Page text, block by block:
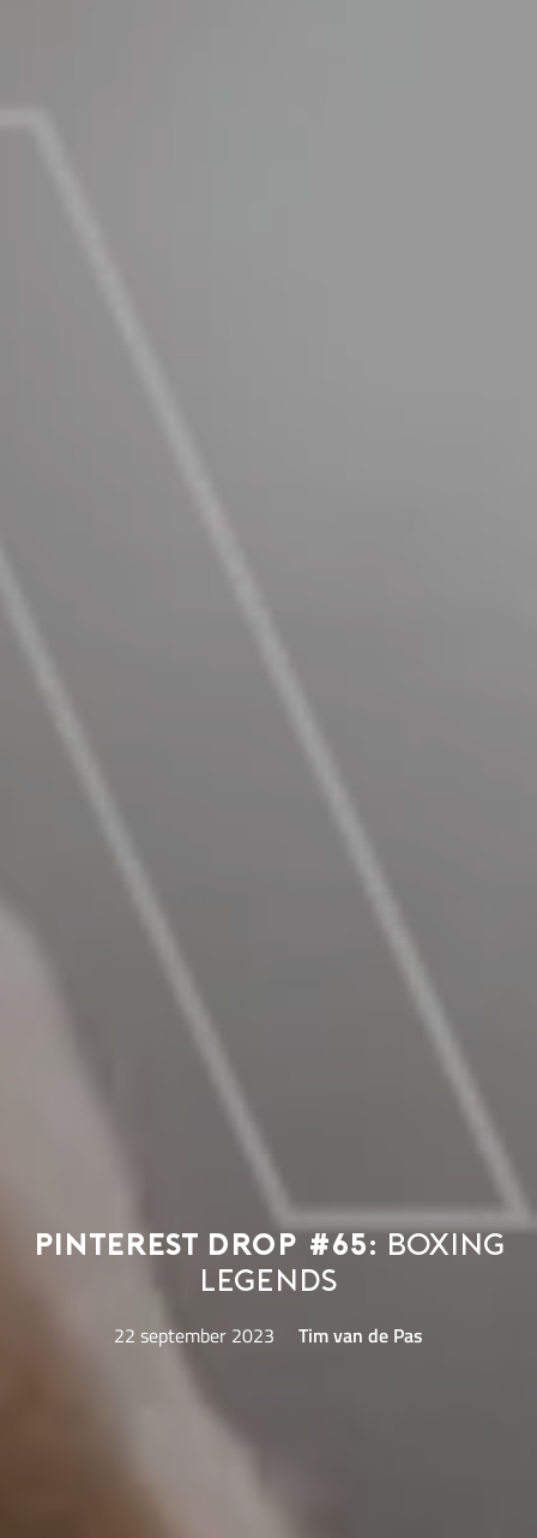
Pinterest Drop #65: boxing
legends
22 september 2023 Tim van de Pas